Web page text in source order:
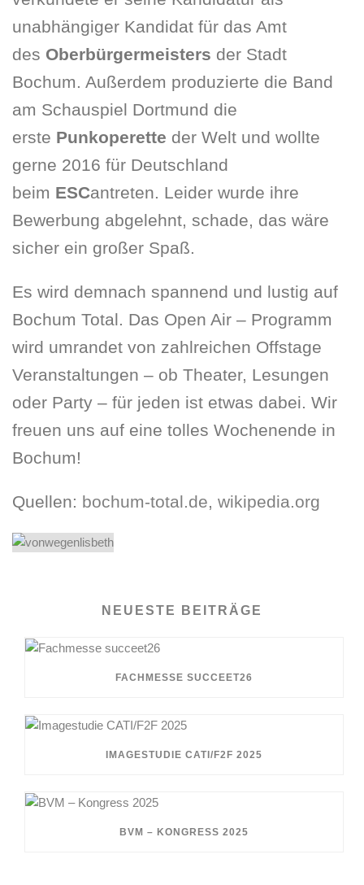
unabhängiger Kandidat für das Amt
des Oberbürgermeisters der Stadt
Bochum. Außerdem produzierte die Band
am Schauspiel Dortmund die
erste Punkoperette der Welt und wollte
gerne 2016 für Deutschland
beim ESCantreten. Leider wurde ihre
Bewerbung abgelehnt, schade, das wäre
sicher ein großer Spaß.
Es wird demnach spannend und lustig auf
Bochum Total. Das Open Air – Programm
wird umrandet von zahlreichen Offstage
Veranstaltungen – ob Theater, Lesungen
oder Party – für jeden ist etwas dabei. Wir
freuen uns auf eine tolles Wochenende in
Bochum!
Quellen: bochum-total.de, wikipedia.org
NEUESTE BEITRÄGE
FACHMESSE SUCCEET26
IMAGESTUDIE CATI/F2F 2025
BVM – KONGRESS 2025